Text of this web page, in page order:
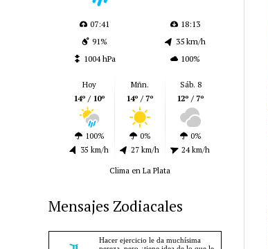
07:41
18:13
91%
35 km/h
1004 hPa
100%
Hoy
14º / 10º
100%
35 km/h
Mñn.
14º / 7º
0%
27 km/h
Sáb. 8
12º / 7º
0%
24 km/h
Clima en La Plata
Mensajes Zodiacales